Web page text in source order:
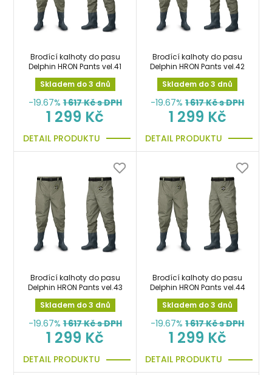
Brodící kalhoty do pasu
Delphin HRON Pants vel.41
Skladem do 3 dnů
-19.67% 1 617Kč s DPH
1 299 Kč
DETAIL PRODUKTU
Brodící kalhoty do pasu
Delphin HRON Pants vel.42
Skladem do 3 dnů
-19.67% 1 617Kč s DPH
1 299 Kč
DETAIL PRODUKTU
Brodící kalhoty do pasu
Delphin HRON Pants vel.43
Skladem do 3 dnů
-19.67% 1 617Kč s DPH
1 299 Kč
DETAIL PRODUKTU
Brodící kalhoty do pasu
Delphin HRON Pants vel.44
Skladem do 3 dnů
-19.67% 1 617Kč s DPH
1 299 Kč
DETAIL PRODUKTU